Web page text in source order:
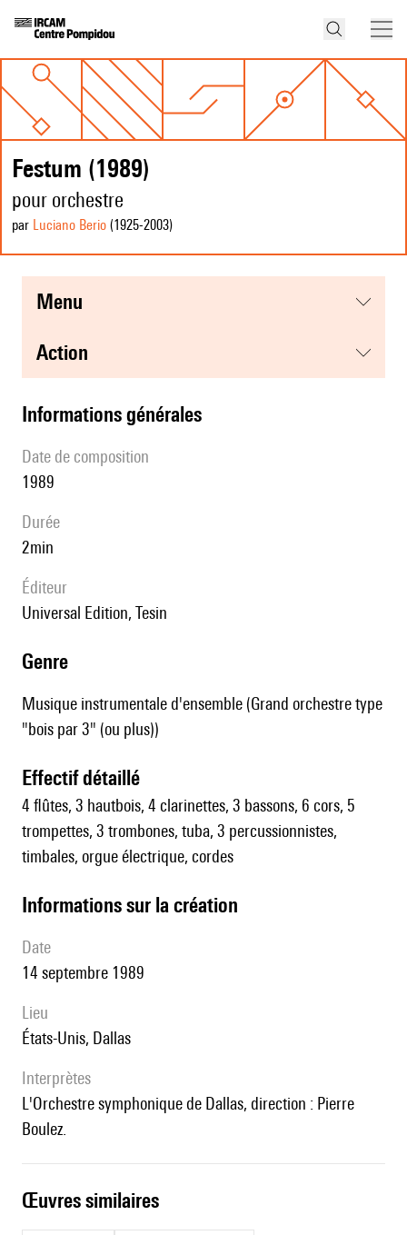
Festum (1989)
pour orchestre
par Luciano Berio (1925-2003)
menu
action
informations générales
date de composition
1989
durée
2min
éditeur
Universal Edition, Tesin
genre
Musique instrumentale d'ensemble (Grand orchestre type
"bois par 3" (ou plus))
effectif détaillé
4 flûtes, 3 hautbois, 4 clarinettes, 3 bassons, 6 cors, 5
trompettes, 3 trombones, tuba, 3 percussionnistes,
timbales, orgue électrique, cordes
informations sur la création
date
14 septembre 1989
lieu
États-Unis, Dallas
interprètes
l'Orchestre symphonique de Dallas, direction : Pierre
Boulez.
œuvres similaires